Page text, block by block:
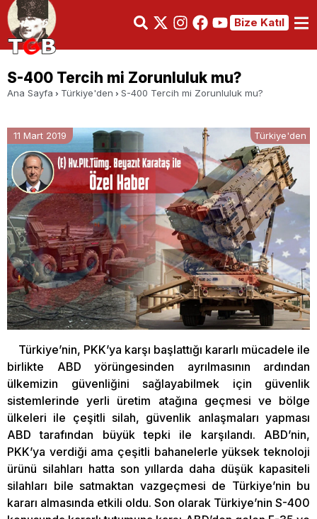
Bize Katıl
S-400 Tercih mi Zorunluluk mu?
Ana Sayfa Türkiye'den S-400 Tercih mi Zorunluluk mu?
11 Mart 2019 Türkiye'den
Türkiye’nin, PKK’ya karşı başlattığı kararlı mücadele ile
birlikte ABD yörüngesinden ayrılmasının ardından
ülkemizin güvenliğini sağlayabilmek için güvenlik
sistemlerinde yerli üretim atağına geçmesi ve bölge
ülkeleri ile çeşitli silah, güvenlik anlaşmaları yapması
ABD tarafından büyük tepki ile karşılandı. ABD’nin,
PKK’ya verdiği ama çeşitli bahanelerle yüksek teknoloji
ürünü silahları hatta son yıllarda daha düşük kapasiteli
silahları bile satmaktan vazgeçmesi de Türkiye’nin bu
kararı almasında etkili oldu. Son olarak Türkiye’nin S-400